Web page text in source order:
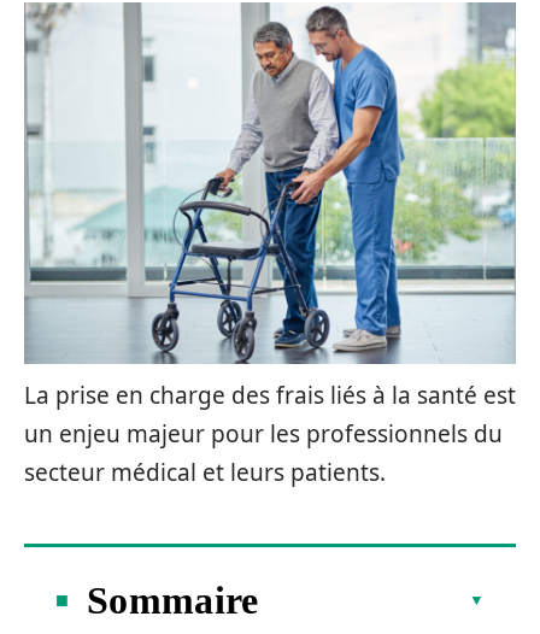
La prise en charge des frais liés à la santé est
un enjeu majeur pour les professionnels du
secteur médical et leurs patients.
Sommaire